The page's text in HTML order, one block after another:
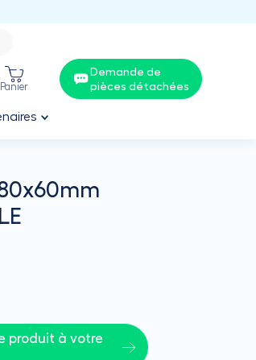
Panier
Demande de
pièces détachées
produit à votre